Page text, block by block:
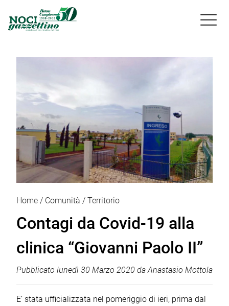

Home Comunità Territorio
Contagi da Covid-19 alla
clinica “Giovanni Paolo II”
Pubblicato lunedì 30 Marzo 2020 daAnastasio Mottola
E’ stata ufficializzata nel pomeriggio di ieri, prima dal